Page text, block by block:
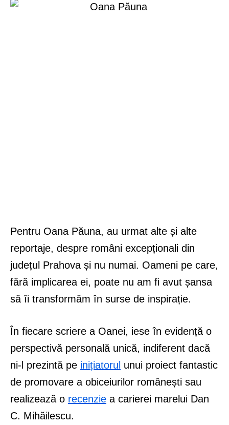
Pentru Oana Păuna, au urmat alte și alte
reportaje, despre români excepționali din
județul Prahova și nu numai. Oameni pe care,
fără implicarea ei, poate nu am fi avut șansa
să îi transformăm în surse de inspirație.
În fiecare scriere a Oanei, iese în evidență o
perspectivă personală unică, indiferent dacă
ni-l prezintă pe inițiatorul unui proiect fantastic
de promovare a obiceiurilor românești sau
realizează o recenzie a carierei marelui Dan
C. Mihăilescu.